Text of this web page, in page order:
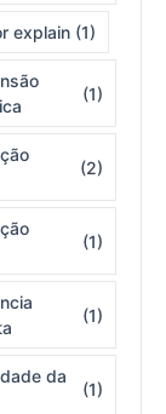
explain (1)
(1)
(2)
(1)
(1)
da
(1)